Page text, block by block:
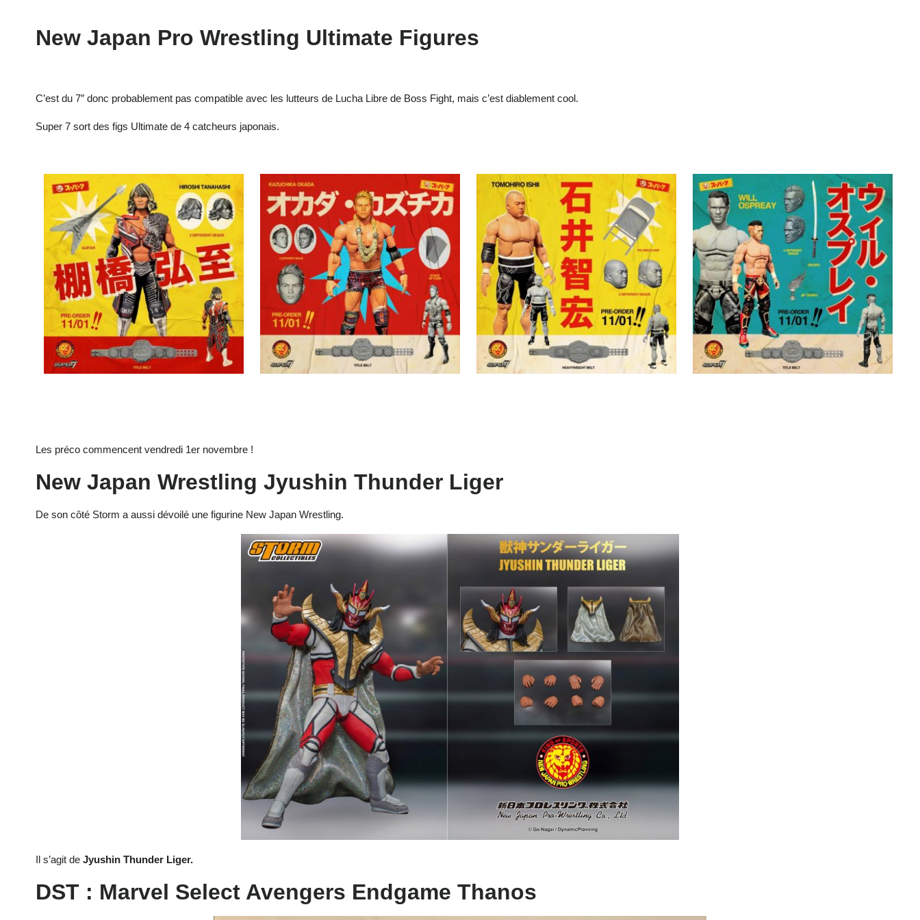
New Japan Pro Wrestling Ultimate Figures
C’est du 7″ donc probablement pas compatible avec les lutteurs de Lucha Libre de Boss Fight, mais c’est diablement cool.
Super 7 sort des figs Ultimate de 4 catcheurs japonais.
Les préco commencent vendredi 1er novembre !
New Japan Wrestling Jyushin Thunder Liger
De son côté Storm a aussi dévoilé une figurine New Japan Wrestling.
Il s’agit de Jyushin Thunder Liger.
DST : Marvel Select Avengers Endgame Thanos